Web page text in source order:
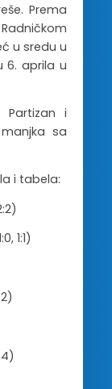
Prema
u sredu u
6. aprila u
Partizan i
sa
i tabela:
1:1)